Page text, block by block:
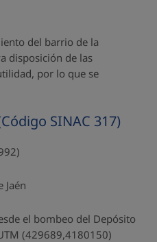
del barrio de la
disposición de las
por lo que se
SINAC 317)
Jaén
el bombeo del Depósito
(429689,4180150)